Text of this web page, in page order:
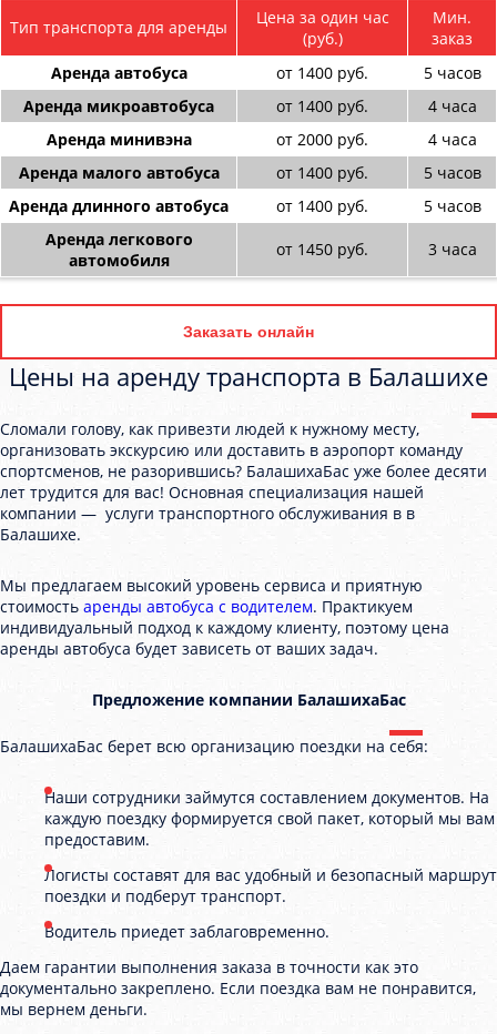
Тип транспорта для аренды
Цена за один час
(руб.)
Мин.
заказ
Аренда автобуса
от 1400 руб.
5 часов
Аренда микроавтобуса
от 1400 руб.
4 часа
Аренда минивэна
от 2000 руб.
4 часа
Аренда малого автобуса
от 1400 руб.
5 часов
Аренда длинного автобуса
от 1400 руб.
5 часов
Аренда легкового
автомобиля
от 1450 руб. 3 часа
Заказать онлайн
Цены на аренду транспорта в Балашихе
Сломали голову, как привезти людей к нужному месту,
организовать экскурсию или доставить в аэропорт команду
спортсменов, не разорившись? БалашихаБас уже более десяти
лет трудится для вас! Основная специализация нашей
компании — услуги транспортного обслуживания в в
Балашихе.
Мы предлагаем высокий уровень сервиса и приятную
стоимость аренды автобуса с водителем. Практикуем
индивидуальный подход к каждому клиенту, поэтому цена
аренды автобуса будет зависеть от ваших задач.
Предложение компании БалашихаБас
БалашихаБас берет всю организацию поездки на себя:
Наши сотрудники займутся составлением документов. На
каждую поездку формируется свой пакет, который мы вам
предоставим.
Логисты составят для вас удобный и безопасный маршрут
поездки и подберут транспорт.
Водитель приедет заблаговременно.
Даем гарантии выполнения заказа в точности как это
документально закреплено. Если поездка вам не понравится,
мы вернем деньги.